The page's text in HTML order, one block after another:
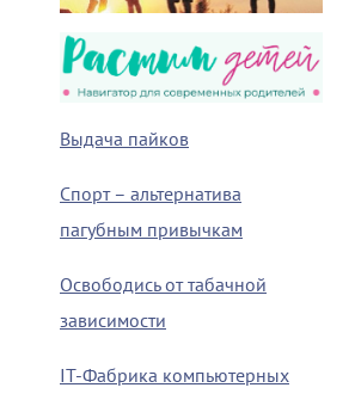
Выдача пайков
Спорт – альтернатива
пагубным привычкам
Освободись от табачной
зависимости
IT-Фабрика компьютерных